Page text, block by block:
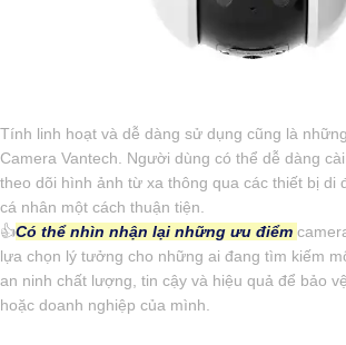
Tính linh hoạt và dễ dàng sử dụng cũng là
Camera Vantech. Người dùng có thể dễ dàng
theo dõi hình ảnh từ xa thông qua các thiết bị di
cá nhân một cách thuận tiện.
👍Có thể nhìn nhận lại những ưu điểm
lựa chọn lý tưởng cho những ai đang tìm kiếm
an ninh chất lượng, tin cậy và hiệu quả để bảo
hoặc doanh nghiệp của mình.